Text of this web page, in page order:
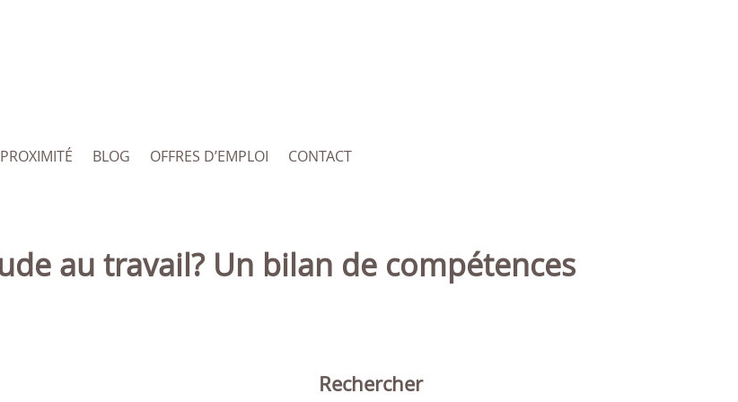
PROXIMITÉ BLOG OFFRES D’EMPLOI CONTACT
Rechercher